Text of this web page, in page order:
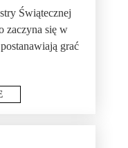
Świątecznej
zaczyna się w
grać